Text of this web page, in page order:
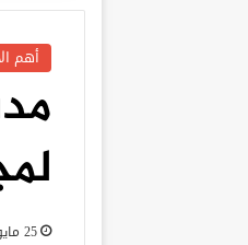
أهم
25 مايو، 2021 11:46 صباحًا